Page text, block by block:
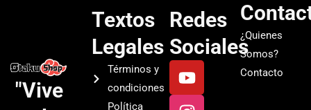
"Vive
Textos
Legales
Términos y
condiciones
Política
Redes
Sociales
Y
o
u
I
n
s
T
i
k
S
p
o
¿Quienes
Somos?
Contacto